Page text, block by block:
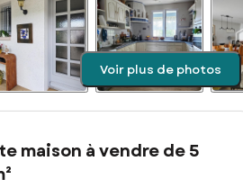
Voir plus de photos
maison à vendre de 5